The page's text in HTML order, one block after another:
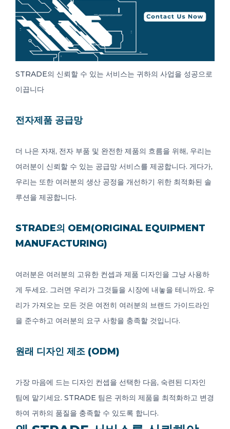
STRADE의 신뢰할 수 있는 서비스는 귀하의 사업을 성공으로
이끕니다
전자제품 공급망
더 나은 자재, 전자 부품 및 완전한 제품의 흐름을 위해, 우리는
여러분이 신뢰할 수 있는 공급망 서비스를 제공합니다. 게다가,
우리는 또한 여러분의 생산 공정을 개선하기 위한 최적화된 솔
루션을 제공합니다.
STRADE의 OEM(ORIGINAL EQUIPMENT
MANUFACTURING)
여러분은 여러분의 고유한 컨셉과 제품 디자인을 그냥 사용하
게 두세요. 그러면 우리가 그것들을 시장에 내놓을 테니까요. 우
리가 가져오는 모든 것은 여전히 ​​여러분의 브랜드 가이드라인
을 준수하고 여러분의 요구 사항을 충족할 것입니다.
원래 디자인 제조 (ODM)
가장 마음에 드는 디자인 컨셉을 선택한 다음, 숙련된 디자인
팀에 맡기세요. STRADE 팀은 귀하의 제품을 최적화하고 변경
하여 귀하의 품질을 충족할 수 있도록 합니다.